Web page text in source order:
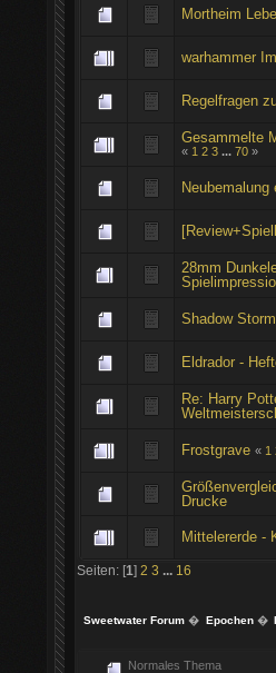
Mortheim
warhammer
Regelfragen
Gesammelte
« 1 2 3 ...70 »
Neubemalung
28mm
Shadow
Eldrador -
Re: Harry
Frostgrave« 1
Drucke
Mittelererde -
Seiten: [1] 2 3 16
Sweetwater Forum � Epochen�
Normales Thema